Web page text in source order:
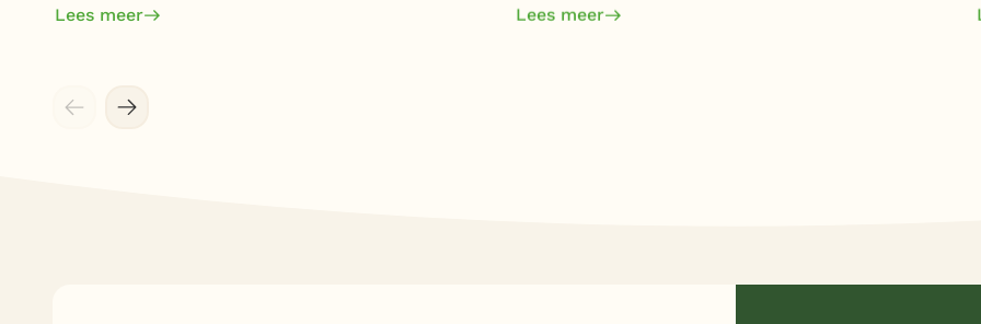
Lees meer
Lees meer